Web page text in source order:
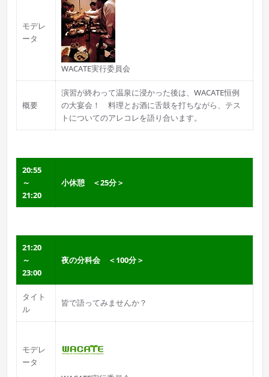
モデレ
ータ
WACATE実行委員会
概要
演習が終わって温泉に浸かった後は、WACATE恒例
の大宴会！ 料理とお酒に舌鼓を打ちながら、テス
トについてのアレコレを語り合います。
20:55
～
21:20
小休憩 ＜25分＞
21:20
～
23:00
夜の分科会 ＜100分＞
タイト
ル
皆で語ってみませんか？
モデレ
ータ